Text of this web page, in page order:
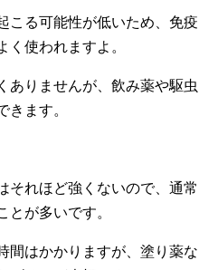
こる可能性が低いため、免疫
く使われますよ。
ありませんが、飲み薬や駆虫
きます。
それほど強くないので、通常
とが多いです。
間はかかりますが、塗り薬な